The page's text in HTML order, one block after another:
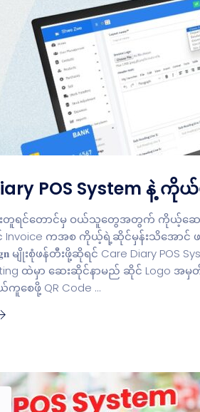
POS System နဲ့ ကိုယ်
းတူရင်တောင်မှ ဝယ်သူတွေအတွက် ကိုယ့်ဆေ
ကအစ ကိုယ့်ရဲ့ဆိုင်မှန်းသိအော
မျိုးစုံဖန်တီးဖို့ဆိုရင် Care Diary
ထဲမှာ ဆေးဆိုင်နာမည် ဆိုင် Logo အ
ကူစေဖို့ QR Code …